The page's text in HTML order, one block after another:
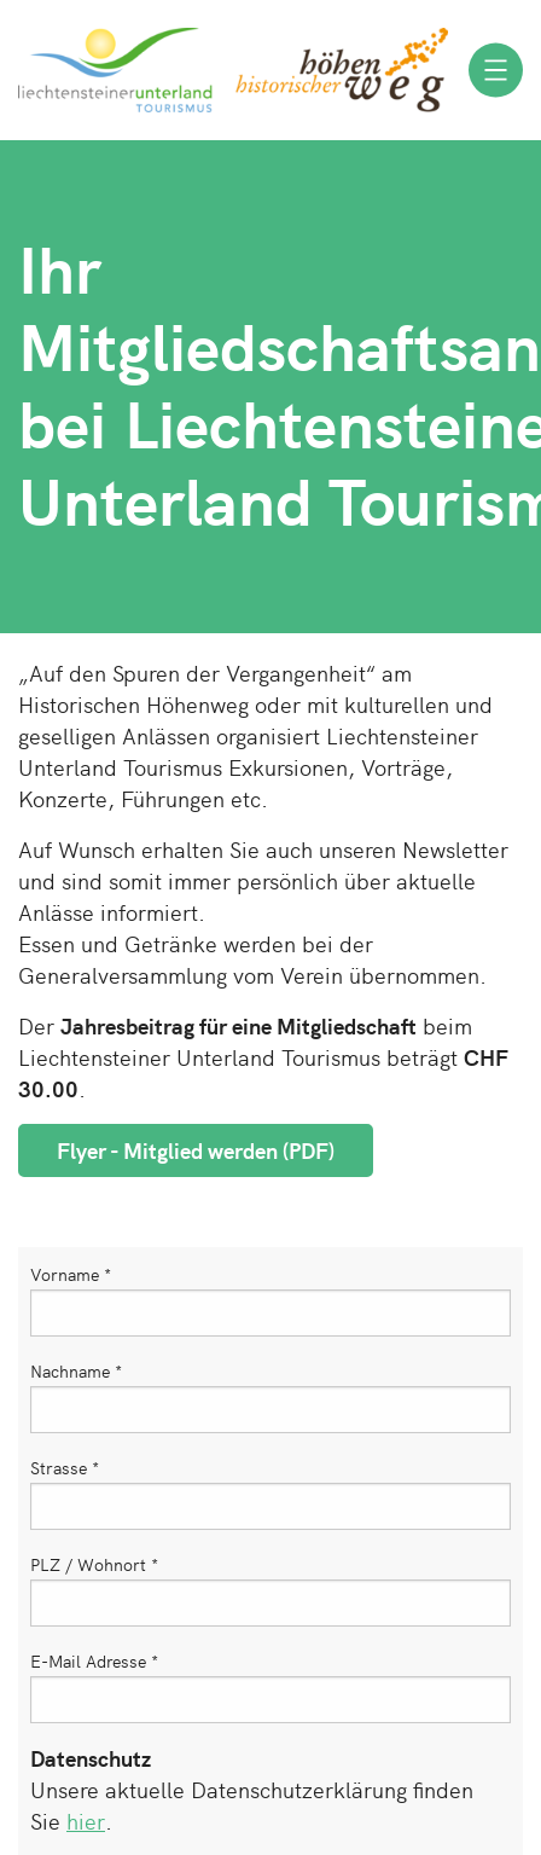
Ihr
bei
Unterland
„Auf den Spuren der Vergangenheit“ am
Historischen Höhenweg oder mit kulturellen und
geselligen Anlässen organisiert Liechtensteiner
Unterland Tourismus Exkursionen, Vorträge,
Konzerte, Führungen etc.
Auf Wunsch erhalten Sie auch unseren Newsletter
und sind somit immer persönlich über aktuelle
Anlässe informiert.
Essen und Getränke werden bei der
Generalversammlung vom Verein übernommen.
Der Jahresbeitrag für eine Mitgliedschaft beim
Liechtensteiner Unterland Tourismus beträgt CHF
30.00.
Flyer - Mitglied werden (PDF)
Vorname *
Nachname *
Strasse *
PLZ / Wohnort *
E-Mail Adresse *
Datenschutz
Unsere aktuelle Datenschutzerklärung finden
Sie hier.